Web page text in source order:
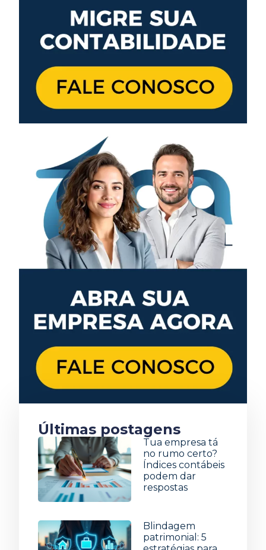
Últimas postagens
Tua empresa tá
no rumo certo?
Índices contábeis
podem dar
respostas
Blindagem
patrimonial: 5